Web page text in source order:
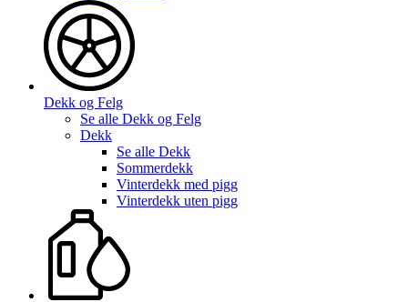
Dekk og Felg
Se alle Dekk og Felg
Dekk
Se alle Dekk
Sommerdekk
Vinterdekk med pigg
Vinterdekk uten pigg